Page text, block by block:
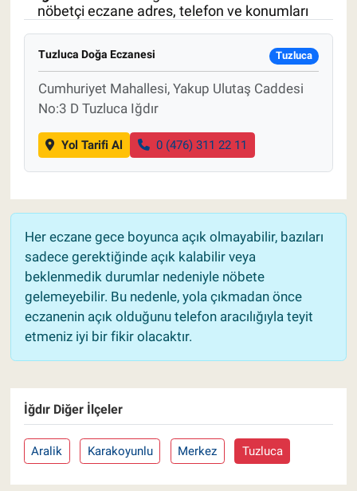
nöbetçi eczane adres, telefon ve konumları
Tuzluca Doğa Eczanesi Tuzluca
Cumhuriyet Mahallesi, Yakup Ulutaş Caddesi
No:3 D Tuzluca Iğdır
Yol Tarifi Al 0 (476) 311 22 11
Her eczane gece boyunca açık olmayabilir, bazıları
sadece gerektiğinde açık kalabilir veya
beklenmedik durumlar nedeniyle nöbete
gelemeyebilir. Bu nedenle, yola çıkmadan önce
eczanenin açık olduğunu telefon aracılığıyla teyit
etmeniz iyi bir fikir olacaktır.
İğdır Diğer İlçeler
Aralik Karakoyunlu Merkez Tuzluca
Et fiyatları
Tarım Bilgisi
Yetiştirici Soruyor
Üretici Birlikleri
Şeker ve Şekerli Mamüller
Tahıllar ve Baklagiller